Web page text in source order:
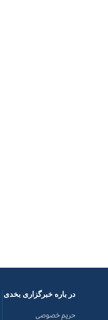
در باره خبرگزاری بخدی
حریم خصوصی